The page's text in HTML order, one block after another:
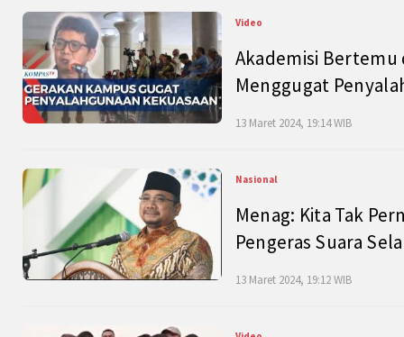
Video
Akademisi Bertemu
Menggugat
13 Maret 2024, 19:14 WIB
Nasional
Menag: Kita Tak
Pengeras Suara
13 Maret 2024, 19:12 WIB